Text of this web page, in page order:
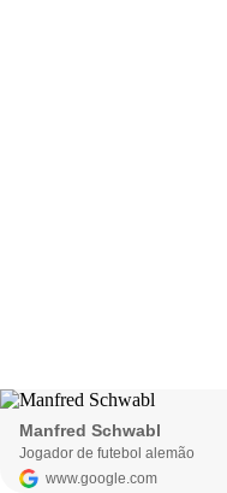
Manfred Schwabl
Jogador de futebol alemão
www.google.com